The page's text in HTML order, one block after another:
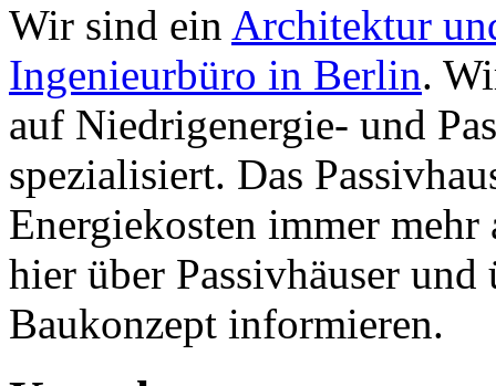
Wir sind ein Architektur
Ingenieurbüro in Berlin.
auf Niedrigenergie- und
spezialisiert. Das
Energiekosten immer
hier über Passivhäuser und
Baukonzept informieren.